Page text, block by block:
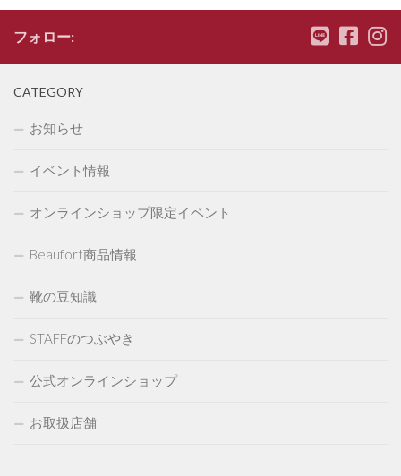
フォロー:
CATEGORY
お知らせ
イベント情報
オンラインショップ限定イベント
Beaufort商品情報
靴の豆知識
STAFFのつぶやき
公式オンラインショップ
お取扱店舗